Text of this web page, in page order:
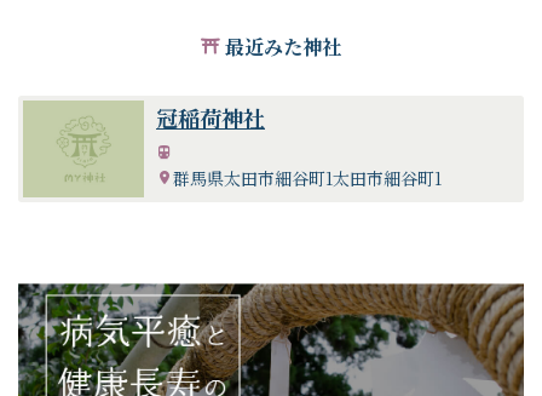
最近みた神社
冠稲荷神社
群馬県太田市細谷町1太田市細谷町1